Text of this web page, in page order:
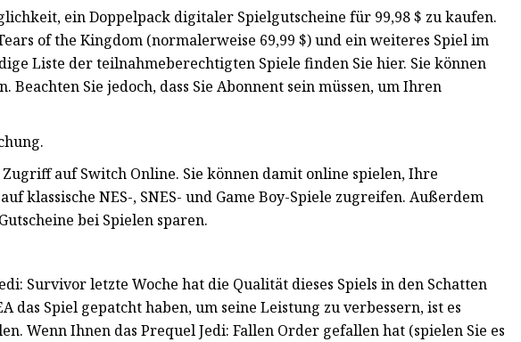
ein Doppelpack digitaler Spielgutscheine für 99,98 $ zu kaufen.
of the Kingdom (normalerweise 69,99 $) und ein weiteres Spiel im
Liste der teilnahmeberechtigten Spiele finden Sie hier. Sie können
Beachten Sie jedoch, dass Sie Abonnent sein müssen, um Ihren
auf Switch Online. Sie können damit online spielen, Ihre
klassische NES-, SNES- und Game Boy-Spiele zugreifen. Außerdem
bei Spielen sparen.
Survivor letzte Woche hat die Qualität dieses Spiels in den Schatten
das Spiel gepatcht haben, um seine Leistung zu verbessern, ist es
Wenn Ihnen das Prequel Jedi: Fallen Order gefallen hat (spielen Sie es